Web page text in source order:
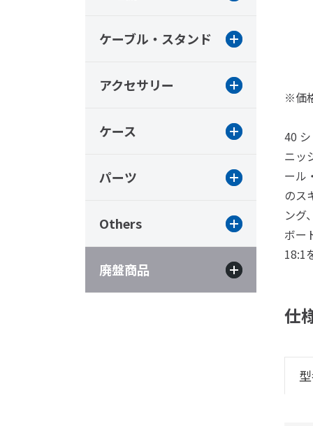
※価
40
ニッ
ール
のス
ング
ボー
18:1
仕
ケーブル・スタンド
アクセサリー
ケース
パーツ
Others
廃盤商品